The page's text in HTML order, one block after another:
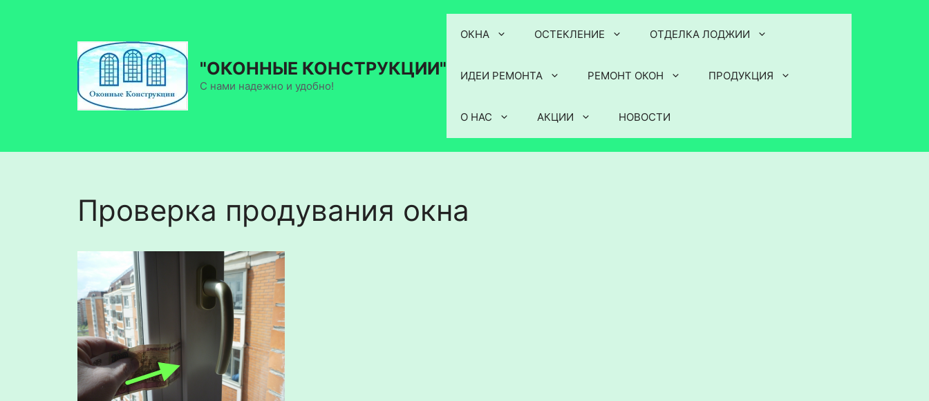
содержимому
"ОКОННЫЕ КОНСТРУКЦИИ"
С нами надежно и удобно!
ОКНА ОСТЕКЛЕНИЕ ОТДЕЛКА ЛОДЖИИ
ИДЕИ РЕМОНТА РЕМОНТ ОКОН ПРОДУКЦИЯ
О НАС АКЦИИ НОВОСТИ
Проверка продувания окна